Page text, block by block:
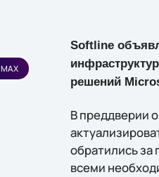
Softline
решений
В преддверии
обратились
всеми